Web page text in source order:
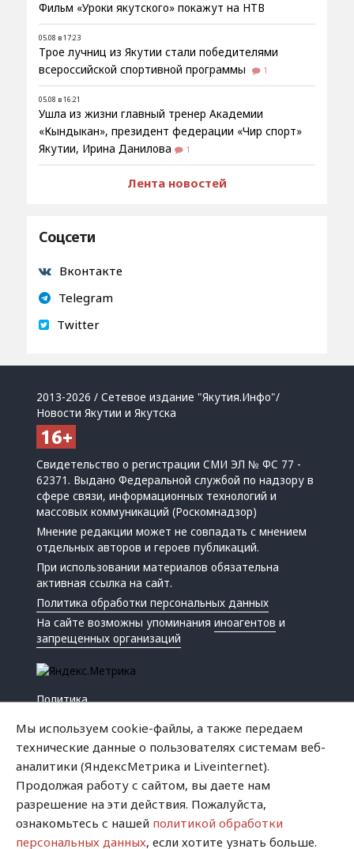
Фильм «Уроки якутского» покажут на НТВ
05.08 в 17:23
Трое лучниц из Якутии стали победителями
всероссийской спортивной программы
1
05.08 в 16:21
Ушла из жизни главный тренер Академии
«Кындыкан», президент федерации «Чир спорт»
Якутии, Ирина Данилова
1
Лента новостей
Соцсети
Вконтакте
Telegram
Twitter
2013-2026 / Сетевое издание "Якутия.Инфо"/
Новости Якутии и Якутска
Свидетельство о регистрации СМИ ЭЛ № ФС 77 -
62371. Выдано Федеральной службой по надзору в
сфере связи, информационных технологий и
массовых коммуникаций (Роскомнадзор)
Мнение редакции может не совпадать с мнением
отдельных авторов и героев публикаций.
При использовании материалов обязательна
активная ссылка на сайт.
Политика обработки персональных данных
На сайте возможны упоминанияиноагентов и
запрещенных организаций
Политика
Криминал
Успех
Мы используем cookie-файлы, а также передаем
технические данные о пользователях системам веб-
аналитики (ЯндексМетрика и Liveinternet).
Продолжая работу с сайтом, вы даете нам
разрешение на эти действия. Пожалуйста,
ознакомьтесь с нашей политикой обработки
персональных данных, если хотите узнать больше.